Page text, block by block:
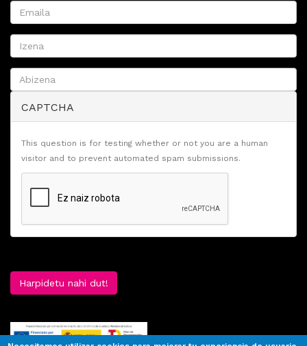
CAPTCHA
This question is for testing whether or not you are a human
visitor and to prevent automated spam submissions.
Harpidetu nahi dut!